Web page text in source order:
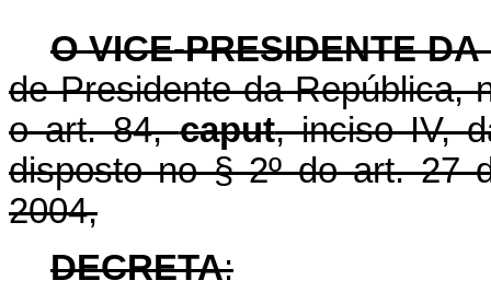
O VICE-PRESIDENTE
de Presidente da República,
o art. 84,caput, inciso IV,
disposto no § 2º do art. 27
2004,
DECRETA: